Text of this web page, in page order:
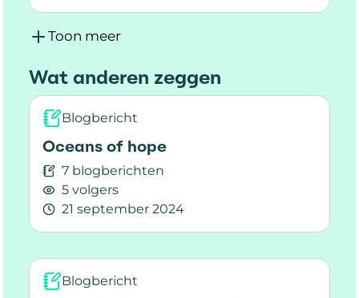
wat je nodig hebt, meeneemt.
Lees meer over Een dagje uit, lukt dat met MS?
Toon meer
Wat anderen zeggen
Blogbericht
Oceans of hope
7 blogberichten
5 volgers
21 september 2024
Lees meer over Oceans of hope
Blogbericht